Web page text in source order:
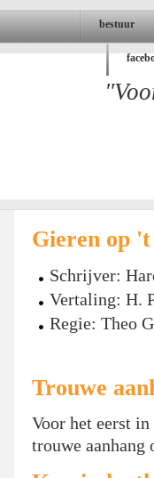
bestuur
Gieren op
Schrijver:
Vertaling: H.
Regie: Theo
Trouwe
Voor het eerst
trouwe aanhang